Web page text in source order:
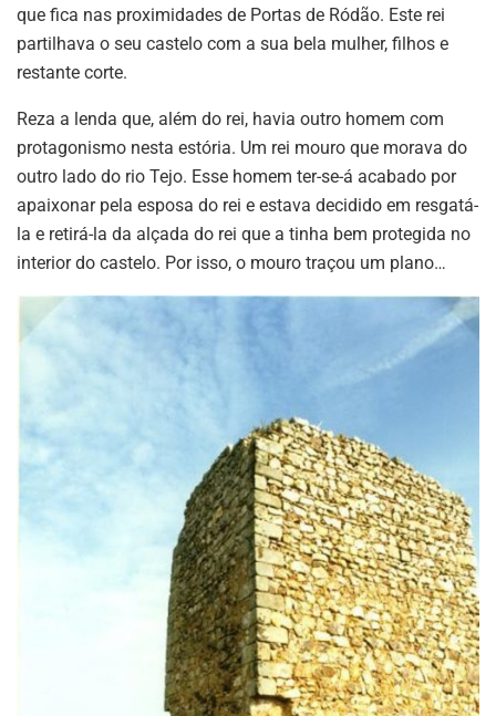
que fica nas proximidades de Portas de Ródão. Este rei
partilhava o seu castelo com a sua bela mulher, filhos e
restante corte.
Reza a lenda que, além do rei, havia outro homem com
protagonismo nesta estória. Um rei mouro que morava do
outro lado do rio Tejo. Esse homem ter-se-á acabado por
apaixonar pela esposa do rei e estava decidido em resgatá-
la e retirá-la da alçada do rei que a tinha bem protegida no
interior do castelo. Por isso, o mouro traçou um plano…